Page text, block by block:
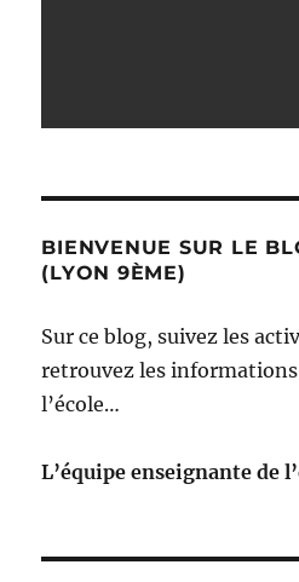
BIENVENUE SUR LE
(LYON 9ÈME)
Sur ce blog, suivez les
retrouvez les
l’école…
L’équipe enseignante de